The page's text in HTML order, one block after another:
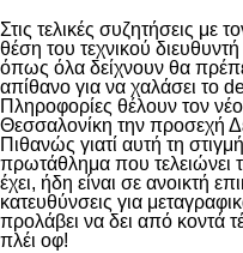
Στις τελικές συζητήσεις
θέση του τεχνικού
όπως όλα δείχνουν θα
απίθανο για να χαλάσει το
Πληροφορίες θέλουν τον νέο
Θεσσαλονίκη την προσεχή
Πιθανώς γιατί αυτή τη
πρωτάθλημα που τελειώνει
έχει, ήδη είναι σε ανοικτή
κατευθύνσεις για
προλάβει να δει από κοντά
πλέι οφ!